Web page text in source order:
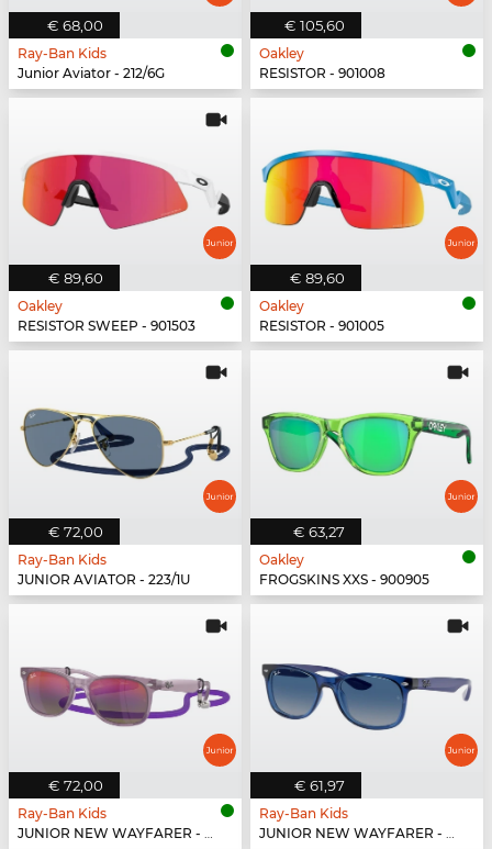
€ 68,00
Ray-Ban Kids
Junior Aviator - 212/6G
€ 105,60
Oakley
RESISTOR - 901008
€ 89,60
Oakley
RESISTOR SWEEP - 901503
€ 89,60
Oakley
RESISTOR - 901005
€ 72,00
Ray-Ban Kids
JUNIOR AVIATOR - 223/1U
€ 63,27
Oakley
FROGSKINS XXS - 900905
€ 72,00
Ray-Ban Kids
JUNIOR NEW WAYFARER - 7147B1
€ 61,97
Ray-Ban Kids
JUNIOR NEW WAYFARER - 70624L